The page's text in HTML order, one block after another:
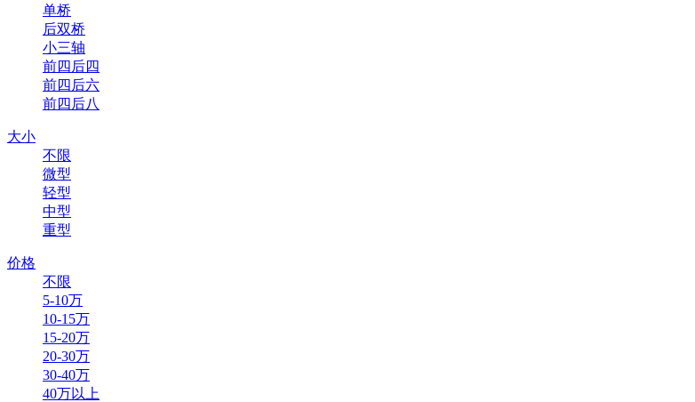
单桥
后双桥
小三轴
前四后四
前四后六
前四后八
大小
不限
微型
轻型
中型
重型
价格
不限
5-10万
10-15万
15-20万
20-30万
30-40万
40万以上